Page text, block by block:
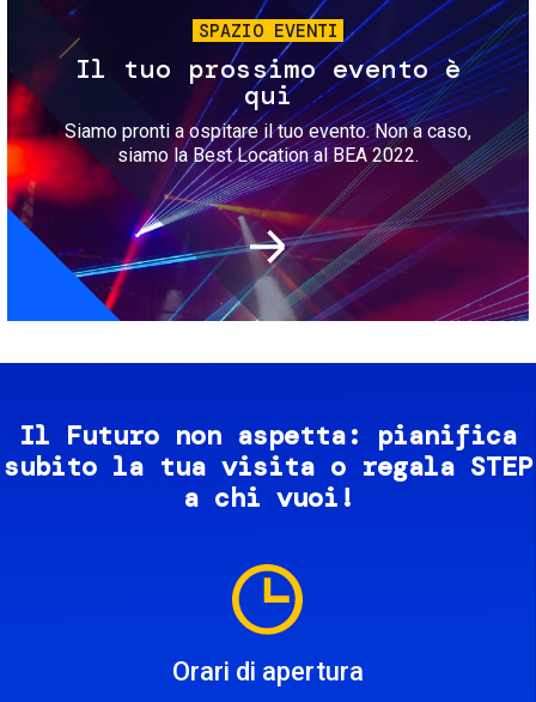
SPAZIO EVENTI
Il tuo prossimo evento è
qui
Siamo pronti a ospitare il tuo evento. Non a caso,
siamo la Best Location al BEA 2022.
Il Futuro non aspetta: pianifica
subito la tua visita o regala STEP
a chi vuoi!
Orari di apertura